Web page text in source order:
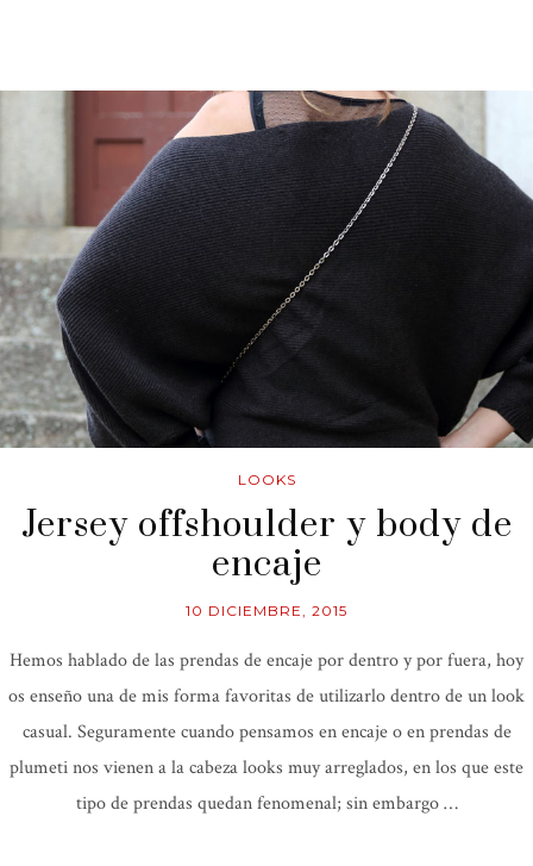
LOOKS
Jersey offshoulder y body de
encaje
10 DICIEMBRE, 2015
Hemos hablado de las prendas de encaje por dentro y por fuera, hoy
os enseño una de mis forma favoritas de utilizarlo dentro de un look
casual. Seguramente cuando pensamos en encaje o en prendas de
plumeti nos vienen a la cabeza looks muy arreglados, en los que este
tipo de prendas quedan fenomenal; sin embargo …